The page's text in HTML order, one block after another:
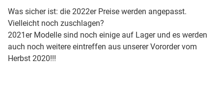
Was sicher ist: die 2022er Preise werden angepasst.
Vielleicht noch zuschlagen?
2021er Modelle sind noch einige auf Lager und es werden
auch noch weitere eintreffen aus unserer Vororder vom
Herbst 2020!!!